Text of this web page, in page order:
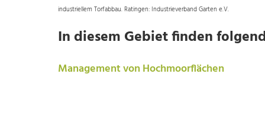
industriellem Torfabbau. Ratingen: Industrieverband Garten e.V.
In diesem Gebiet finden
Management von Hochmoorflächen